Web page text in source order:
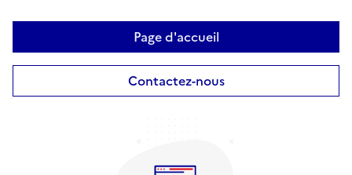
Page d'accueil
Contactez-nous